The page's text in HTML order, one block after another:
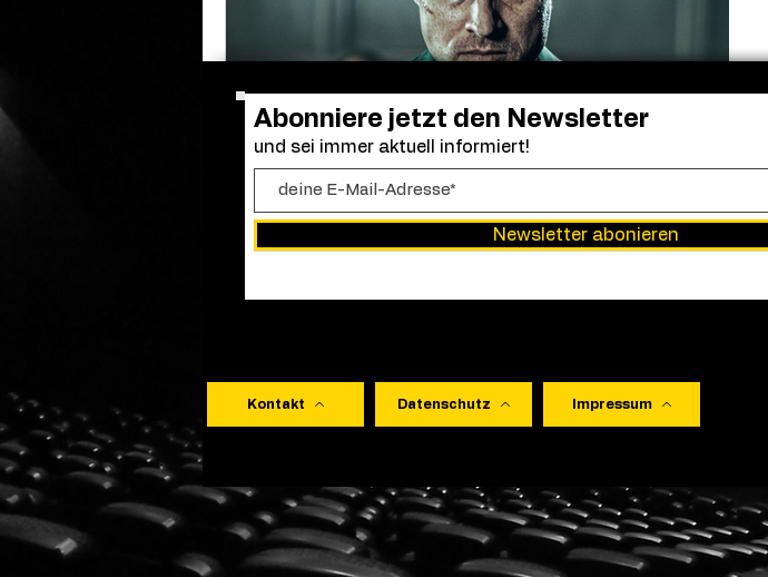
Abonniere jetzt den Newsletter
und sei immer aktuell informiert!
Newsletter abonieren
Kontakt Datenschutz Impressum